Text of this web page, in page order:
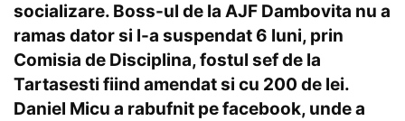
socializare. Boss-ul de la AJF Dambovita nu a
ramas dator si l-a suspendat 6 luni, prin
Comisia de Disciplina, fostul sef de la
Tartasesti fiind amendat si cu 200 de lei.
Daniel Micu a rabufnit pe facebook, unde a